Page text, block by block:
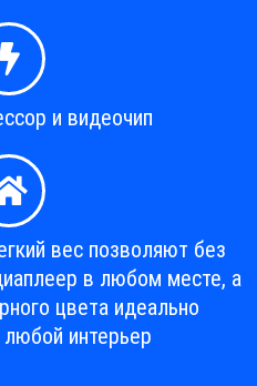
и видеочип
вес позволяют без
в любом месте, а
цвета идеально
интерьер